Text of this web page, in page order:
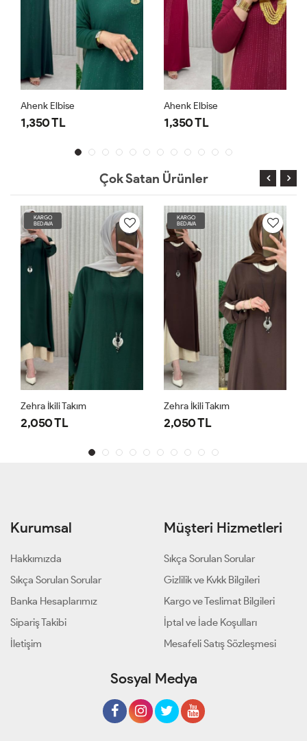
Ahenk Elbise
1,350 TL
Ahenk Elbise
1,350 TL
Çok Satan Ürünler
KARGO
BEDAVA
Zehra İkili Takım
2,050 TL
KARGO
BEDAVA
Zehra İkili Takım
2,050 TL
Kurumsal
Hakkımızda
Sıkça Sorulan Sorular
Banka Hesaplarımız
Sipariş Takibi
İletişim
Müşteri Hizmetleri
Sıkça Sorulan Sorular
Gizlilik ve Kvkk Bilgileri
Kargo ve Teslimat Bilgileri
İptal ve İade Koşulları
Mesafeli Satış Sözleşmesi
Sosyal Medya